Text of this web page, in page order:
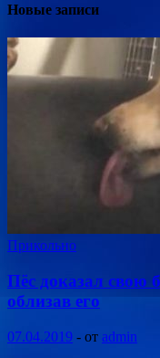
Новые записи
Прикольно
Пёс доказал свою
облизав его
07.04.2019 - от admin